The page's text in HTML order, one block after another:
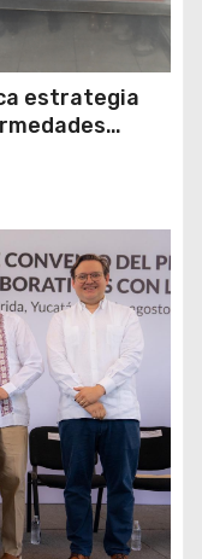
estrategia